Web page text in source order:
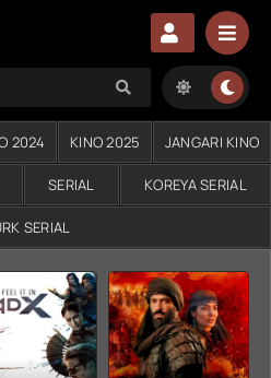
2024 KINO 2025 JANGARI KINO
SERIAL KOREYA SERIAL
SERIAL